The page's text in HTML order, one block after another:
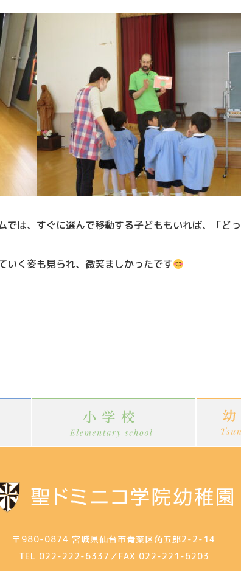
では、すぐに選んで移動する子どももいれば、「ど
いく姿も見られ、微笑ましかったです
〒980-0874 宮城県仙台市青葉区角五郎2-2-14
TEL 022-222-6337 ／ FAX 022-221-6203